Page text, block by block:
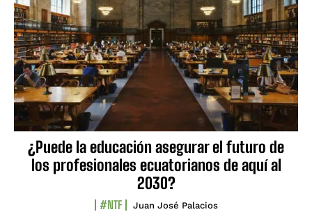
¿Puede la educación asegurar el futuro de
los profesionales ecuatorianos de aquí al
2030?
#NTF Juan José Palacios